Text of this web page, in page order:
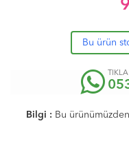
Bu ürün
Bilgi : Bu